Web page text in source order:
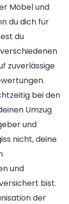
Möbel und
du dich für
du
zuverlässige
bei den
Umzug
und
nicht, deine
und
bist.
der